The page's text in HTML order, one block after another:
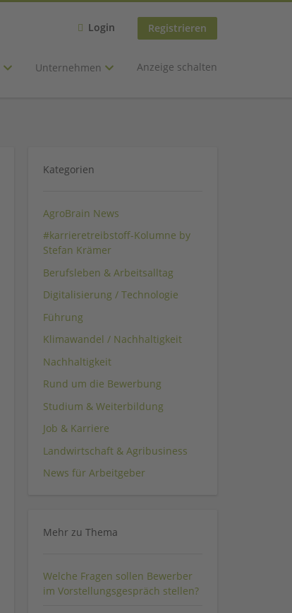
Login Registrieren
Unternehmen Anzeige schalten
Kategorien
AgroBrain News
#karrieretreibstoff-Kolumne by
Stefan Krämer
Berufsleben & Arbeitsalltag
Digitalisierung / Technologie
Führung
Klimawandel / Nachhaltigkeit
Nachhaltigkeit
Rund um die Bewerbung
Studium & Weiterbildung
Job & Karriere
Landwirtschaft & Agribusiness
News für Arbeitgeber
Mehr zu Thema
Welche Fragen sollen Bewerber
im Vorstellungsgespräch stellen?